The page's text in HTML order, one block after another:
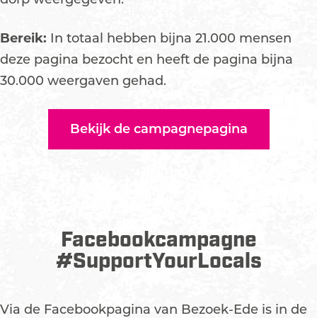
Bereik: In totaal hebben bijna 21.000 mensen
deze pagina bezocht en heeft de pagina bijna
30.000 weergaven gehad.
Bekijk de campagnepagina
Facebookcampagne
#SupportYourLocals
Via de Facebookpagina van Bezoek-Ede is in de